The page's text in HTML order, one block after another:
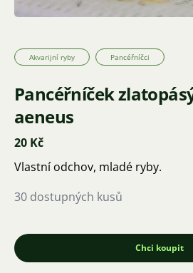
Akvarijní ryby Pancéřníčci
Pancéřníček
aeneus
20 Kč
Vlastní odchov, mladé ryby.
30 dostupných kusů
Chci koupit